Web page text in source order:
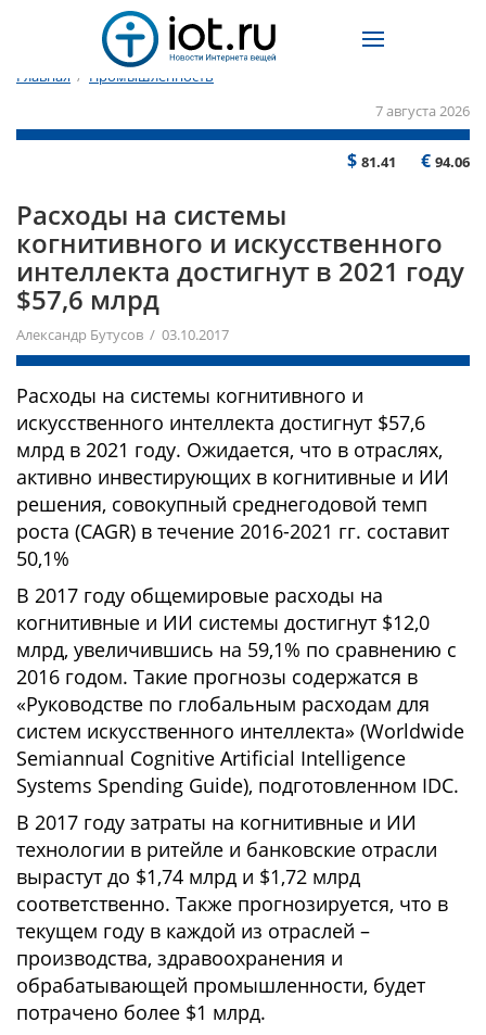
Главная / Промышленность
7 августа 2026
$ 81.41 € 94.06
Расходы на системы
когнитивного и искусственного
интеллекта достигнут в 2021 году
$57,6 млрд
Александр Бутусов / 03.10.2017
Расходы на системы когнитивного и
искусственного интеллекта достигнут $57,6
млрд в 2021 году. Ожидается, что в отраслях,
активно инвестирующих в когнитивные и ИИ
решения, совокупный среднегодовой темп
роста (CAGR) в течение 2016-2021 гг. составит
50,1%
В 2017 году общемировые расходы на
когнитивные и ИИ системы достигнут $12,0
млрд, увеличившись на 59,1% по сравнению с
2016 годом. Такие прогнозы содержатся в
«Руководстве по глобальным расходам для
систем искусственного интеллекта» (Worldwide
Semiannual Cognitive Artificial Intelligence
Systems Spending Guide), подготовленном IDC.
В 2017 году затраты на когнитивные и ИИ
технологии в ритейле и банковские отрасли
вырастут до $1,74 млрд и $1,72 млрд
соответственно. Также прогнозируется, что в
текущем году в каждой из отраслей –
производства, здравоохранения и
обрабатывающей промышленности, будет
потрачено более $1 млрд.